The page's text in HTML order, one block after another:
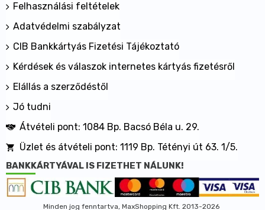
Felhasználási feltételek
Adatvédelmi szabályzat
CIB Bankkártyás Fizetési Tájékoztató
Kérdések és válaszok internetes kártyás fizetésről
Elállás a szerződéstől
Jó tudni
Átvételi pont: 1084 Bp. Bacsó Béla u. 29.
Üzlet és átvételi pont: 1119 Bp. Tétényi út 63. 1/5.
BANKKÁRTYÁVAL IS FIZETHET NÁLUNK!
Minden jog fenntartva, MaxShopping Kft. 2013-2026